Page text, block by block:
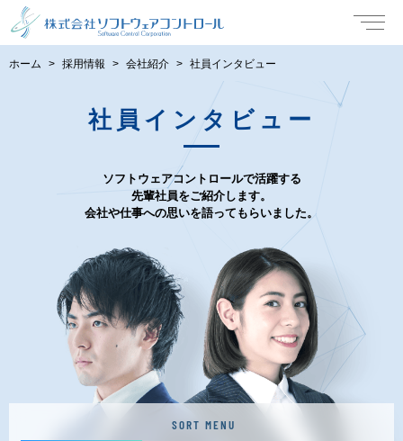
ホーム 採用情報 会社紹介 社員インタビュー
社員インタビュー
ソフトウェアコントロールで活躍する
先輩社員をご紹介します。
会社や仕事への思いを語ってもらいました。
SORT MENU